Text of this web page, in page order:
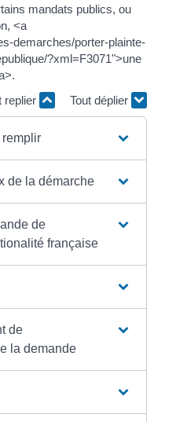
mandats publics, ou
<a
demarches/porter-plainte-
?xml=F3071">une
replier
Tout déplier
de la démarche
de
française
de
la demande